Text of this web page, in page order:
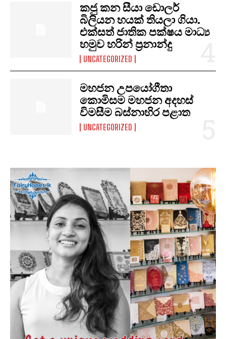
කජු කන සීයා ඩොලර්
බිලියන හයක් තියලා ගියා.
එක්සත් ජාතික පක්ෂය මාධ්‍ය
හමුව හරින් ප්‍රනාන්දු
UNCATEGORIZED
මහජන උපයෝගීතා
කොමිසම මහජන අදහස්
විමසීම බස්නාහිර පළාත
UNCATEGORIZED